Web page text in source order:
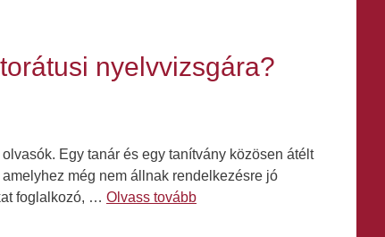
nyelvvizsgára?
Egy tanár és egy tanítvány közösen átélt
még nem állnak rendelkezésre jó
foglalkozó, … Olvass tovább